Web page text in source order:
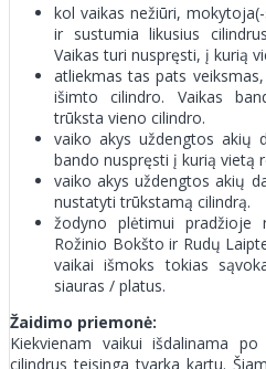
kol vaikas nežiūri,
ir sustumia likusius
Vaikas turi nuspręsti, į kurią
atliekmas tas pats
išimto cilindro. Vaikas
trūksta vieno cilindro.
vaiko akys uždengtos akių
bando nuspręsti į kurią vietą
vaiko akys uždengtos akių
nustatyti trūkstamą cilindrą.
žodyno plėtimui pradžioje
Rožinio Bokšto ir Rudų
vaikai išmoks tokias
siauras / platus.
Žaidimo priemonė:
Kiekvienam vaikui išdalinama
cilindrus teisinga tvarka kartu.